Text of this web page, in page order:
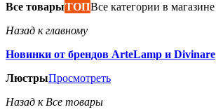
Все товарыТОПВсе категории в магазине
Назад к главному
Новинки от брендов ArteLamp и Divinare
ЛюстрыПросмотреть
Назад к Все товары